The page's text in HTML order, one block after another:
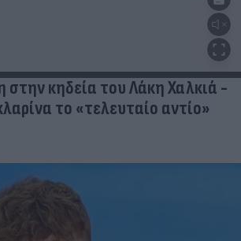
στην κηδεία του Λάκη Χαλκιά -
το «τελευταίο αντίο»